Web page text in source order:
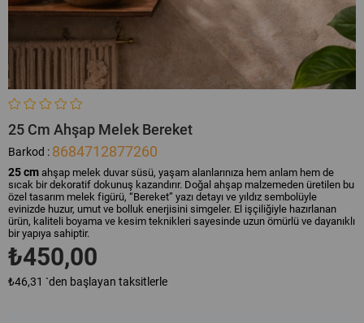
25 Cm Ahşap Melek Bereket
Barkod : 8684712877260
25 cm ahşap melek duvar süsü, yaşam alanlarınıza hem anlam hem de
sıcak bir dekoratif dokunuş kazandırır. Doğal ahşap malzemeden üretilen bu
özel tasarım melek figürü, “Bereket” yazı detayı ve yıldız sembolüyle
evinizde huzur, umut ve bolluk enerjisini simgeler. El işçiliğiyle hazırlanan
ürün, kaliteli boyama ve kesim teknikleri sayesinde uzun ömürlü ve dayanıklı
bir yapıya sahiptir.
₺450,00
₺46,31 `den başlayan taksitlerle